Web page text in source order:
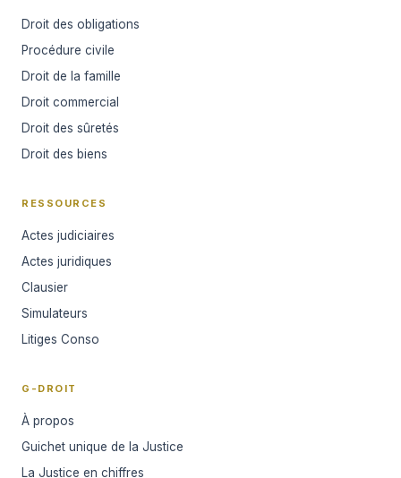
Droit des obligations
Procédure civile
Droit de la famille
Droit commercial
Droit des sûretés
Droit des biens
RESSOURCES
Actes judiciaires
Actes juridiques
Clausier
Simulateurs
Litiges Conso
G-DROIT
À propos
Guichet unique de la Justice
La Justice en chiffres